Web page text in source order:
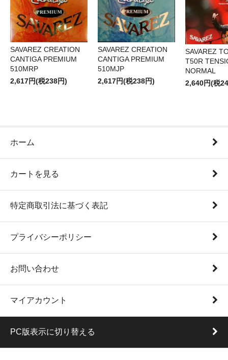
SAVAREZ CREATION
CANTIGA PREMIUM
510MRP
2,617円(税238円)
SAVAREZ CREATION
CANTIGA PREMIUM
510MJP
2,617円(税238円)
SAVAREZ
T50R
NORMAL
2,640円(税
ホーム
カートを見る
特定商取引法に基づく表記
プライバシーポリシー
お問い合わせ
マイアカウント
PC版表示に切り替える